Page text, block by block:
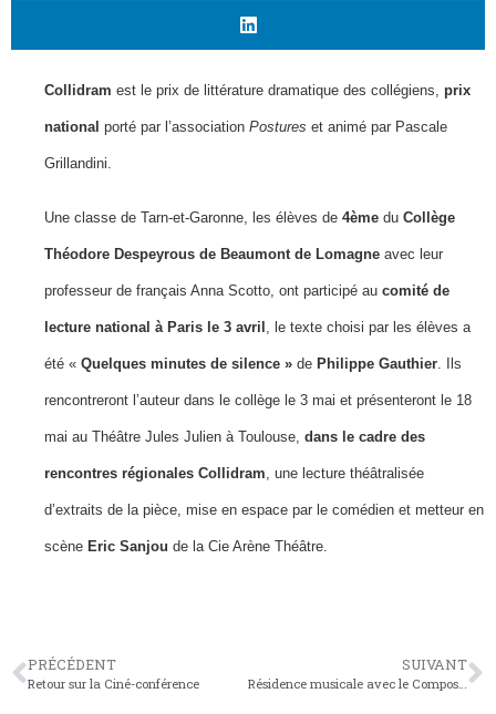
Collidram est le prix de littérature dramatique des collégiens, prix
national porté par l’association Postures et animé par Pascale
Grillandini.
Une classe de Tarn-et-Garonne, les élèves de 4ème du Collège
Théodore Despeyrous de Beaumont de Lomagne avec leur
professeur de français Anna Scotto, ont participé au comité de
lecture national à Paris le 3 avril , le texte choisi par les élèves a
été « Quelques minutes de silence » de Philippe Gauthier. Ils
rencontreront l’auteur dans le collège le 3 mai et présenteront le 18
mai au Théâtre Jules Julien à Toulouse, dans le cadre des
rencontres régionales Collidram, une lecture théâtralisée
d’extraits de la pièce, mise en espace par le comédien et metteur en
scène Eric Sanjou de la Cie Arène Théâtre.
PRÉCÉDENT
Retour sur la Ciné-conférence
SUIVANT
Résidence musicale avec le Compositeur Julien Joubert